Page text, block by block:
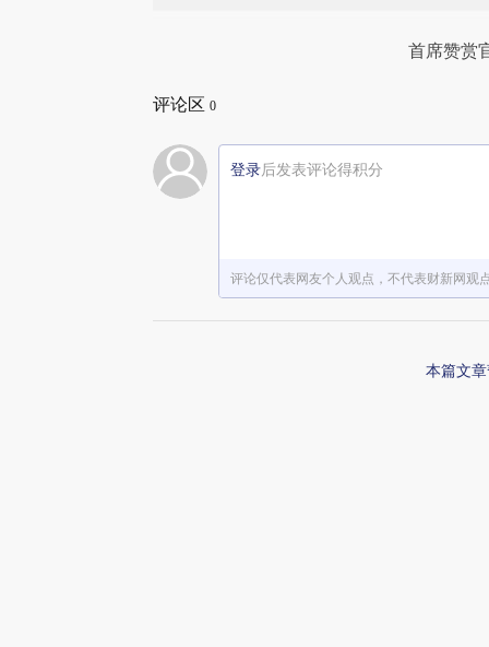
首席赞赏
评论区 0
登录后发表评论得积分
评论仅代表网友个人观点，不代表财新网观
本篇文